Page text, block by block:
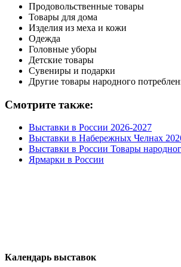
Продовольственные товары
Товары для дома
Изделия из меха и кожи
Одежда
Головные уборы
Детские товары
Сувениры и подарки
Другие товары народного
Смотрите также:
Выставки в России 2026-2027
Выставки в Набережных Челнах
Выставки в России Товары
Ярмарки в России
Календарь выставок